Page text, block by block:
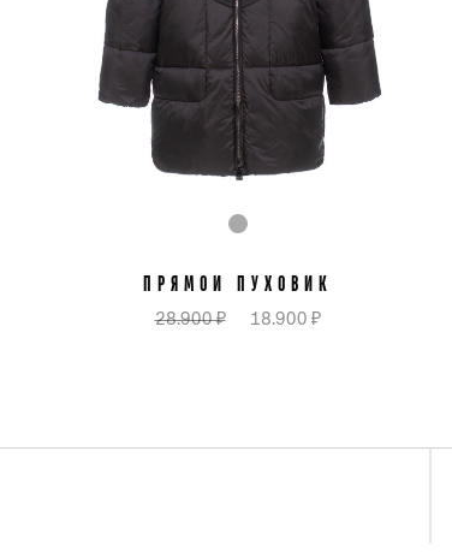
ПРЯМОЙ ПУХОВИК
28.900 ₽ 18.900 ₽